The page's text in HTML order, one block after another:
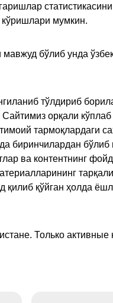
кўришлари мумкин.
бўлиб унда
тўлдириб
орқали
тармоқлардаги
биринчилардан
ва контентнинг
қўйган ҳолда
Только